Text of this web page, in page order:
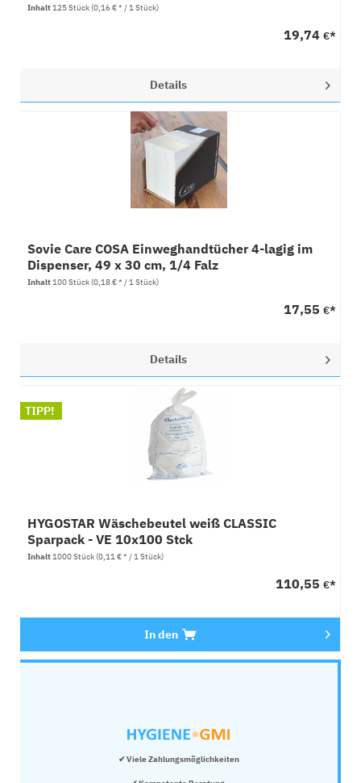
Inhalt125 Stück(0,16 € * / 1 Stück)
19,74 €*
Details
Sovie Care COSA Einweghandtücher 4-lagig im
Dispenser, 49 x 30 cm, 1/4 Falz
Inhalt100 Stück(0,18 € * / 1 Stück)
17,55 €*
Details
TIPP!
HYGOSTAR Wäschebeutel weiß CLASSIC
Sparpack - VE 10x100 Stck
Inhalt1000 Stück(0,11 € * / 1 Stück)
110,55 €*
In den
✔ Viele Zahlungsmöglichkeiten